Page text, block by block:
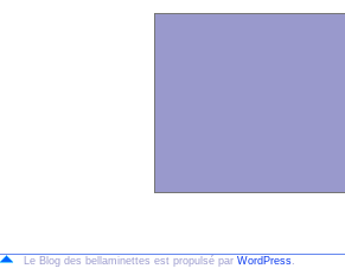
Le Blog des bellaminettes est propulsé par WordPress.